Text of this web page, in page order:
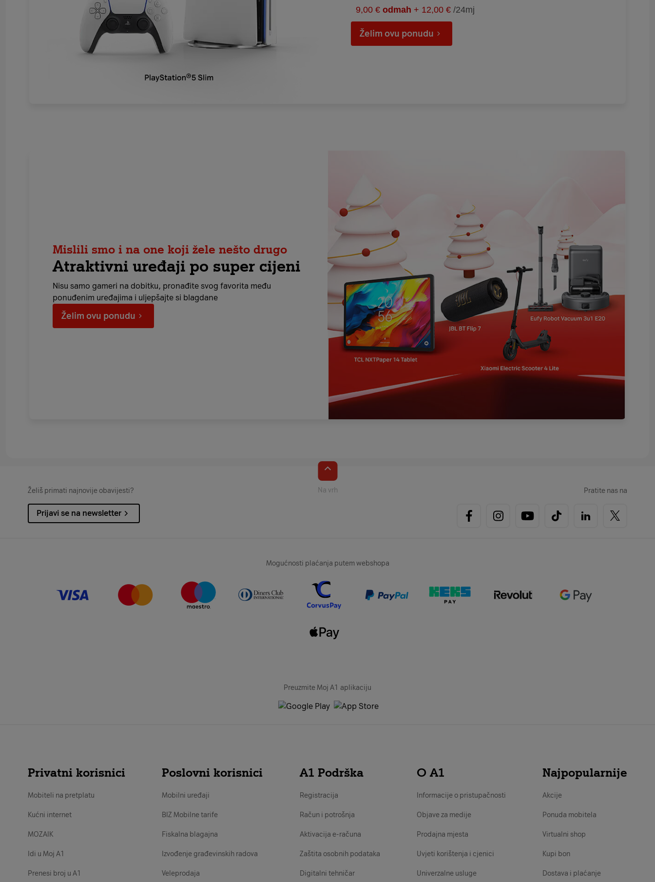
9,00 € odmah + 12,00 € /24mj
Želim ovu ponudu
Mislili smo i na one koji žele nešto drugo
Atraktivni uređaji po super cijeni
Nisu samo gameri na dobitku, pronađite svog favorita među
ponuđenim uređajima i uljepšajte si blagdane
Želim ovu ponudu
Na vrh
Želiš primati najnovije obavijesti?
Prijavi se na newsletter
Pratite nas na
Mogućnosti plaćanja putem webshopa
Preuzmite Moj A1 aplikaciju
Privatni korisnici
Mobiteli na pretplatu
Kućni internet
MOZAIK
Idi u Moj A1
Prenesi broj u A1
Poslovni korisnici
Mobilni uređaji
BIZ Mobilne tarife
Fiskalna blagajna
Izvođenje građevinskih radova
Veleprodaja
A1 Podrška
Registracija
Račun i potrošnja
Aktivacija e-računa
Zaštita osobnih podataka
Digitalni tehničar
O A1
Informacije o pristupačnosti
Objave za medije
Prodajna mjesta
Uvjeti korištenja i cjenici
Univerzalne usluge
Najpopularnije
Akcije
Ponuda mobitela
Virtualni shop
Kupi bon
Dostava i plaćanje